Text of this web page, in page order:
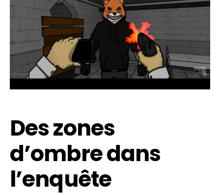
Des zones
d’ombre dans
l’enquête